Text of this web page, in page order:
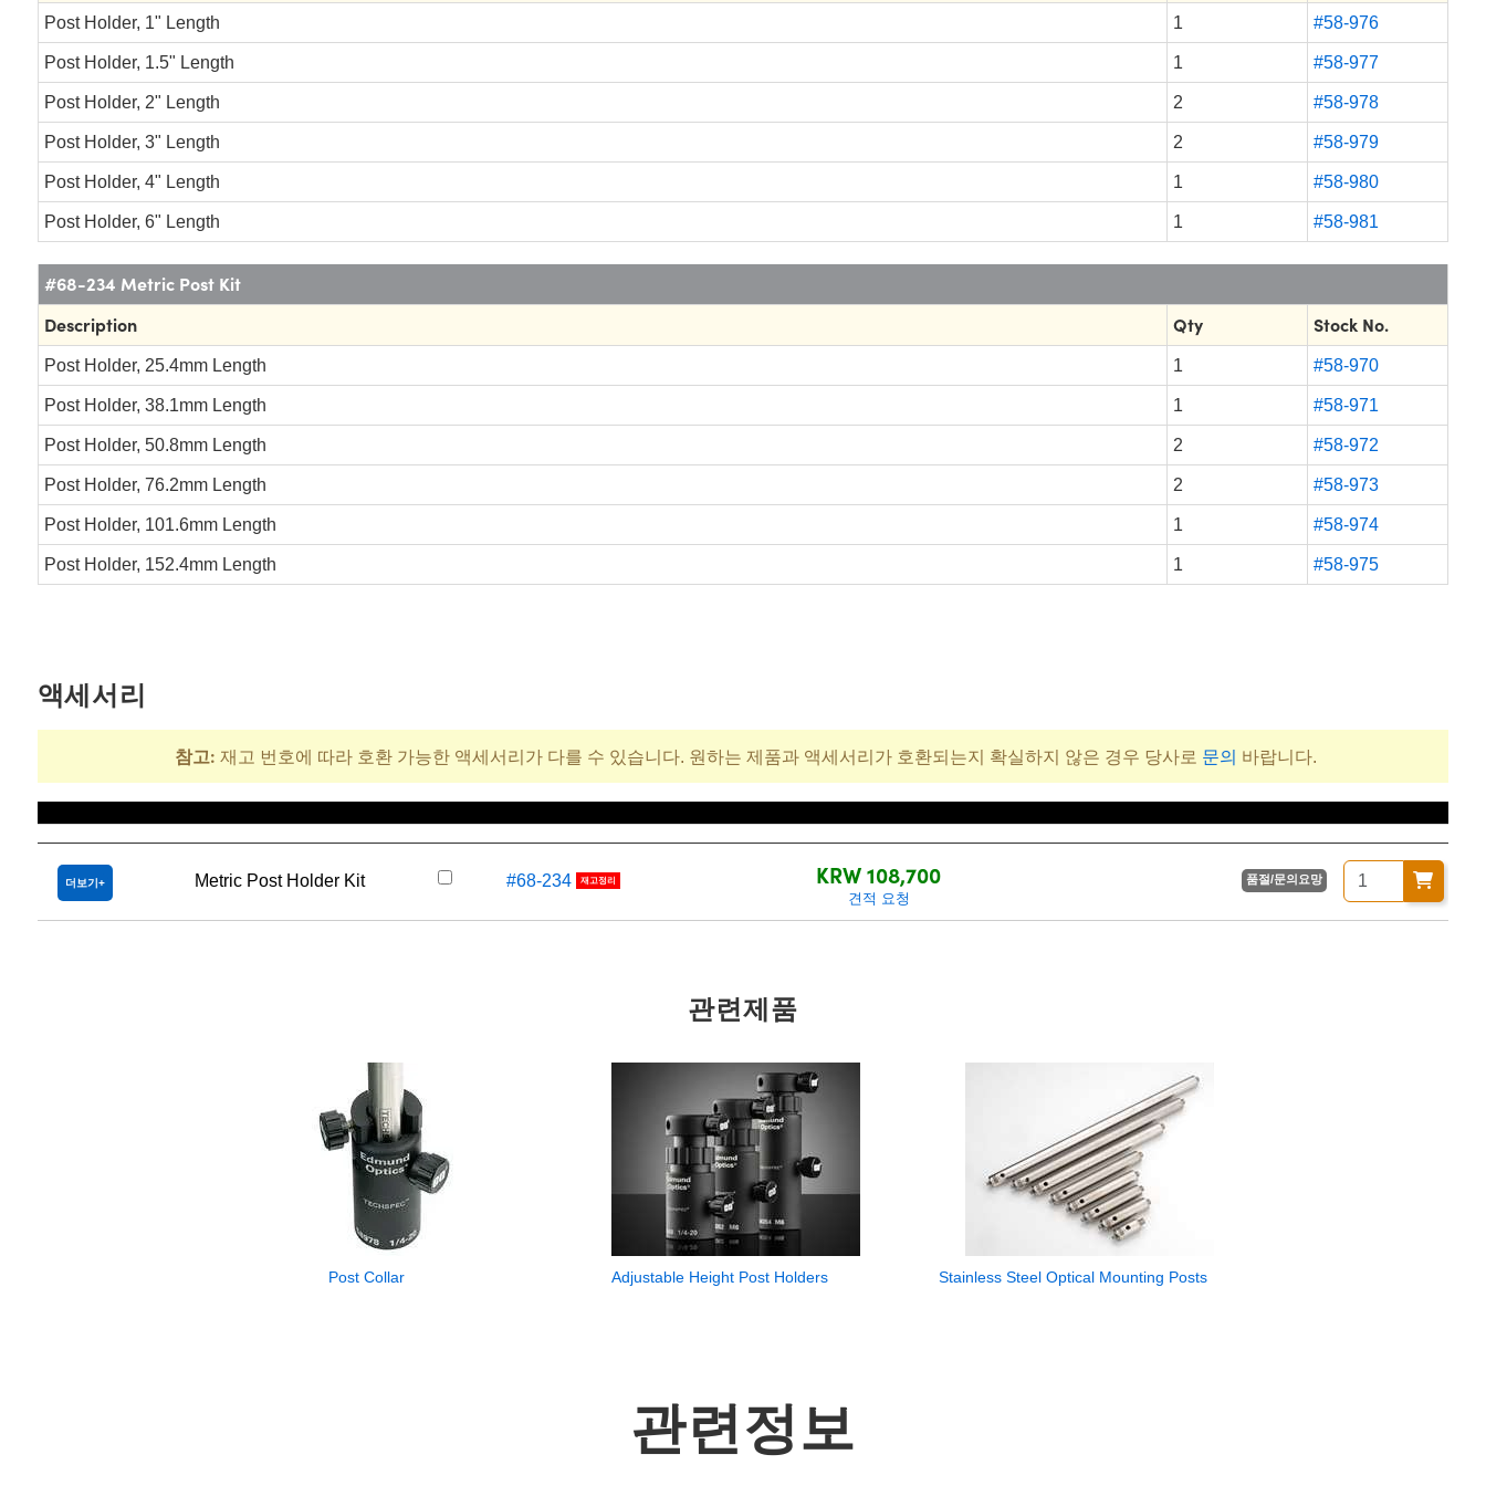
Post Holder, 1" Length 1 #58-976
Post Holder, 1.5" Length 1 #58-977
Post Holder, 2" Length 2 #58-978
Post Holder, 3" Length 2 #58-979
Post Holder, 4" Length 1 #58-980
Post Holder, 6" Length 1 #58-981
#68-234 Metric Post Kit
Description
Qty Stock No.
Post Holder, 25.4mm Length 1 #58-970
Post Holder, 38.1mm Length 1 #58-971
Post Holder, 50.8mm Length 2 #58-972
Post Holder, 76.2mm Length 2 #58-973
Post Holder, 101.6mm Length 1 #58-974
Post Holder, 152.4mm Length 1 #58-975
액세서리
참고: 재고 번호에 따라 호환 가능한 액세서리가 다를 수 있습니다. 원하는 제품과 액세서리가 호환되는지 확실하지 않은 경우 당사로 문의 바랍니다.
더보기 Metric Post Holder Kit #68-234 재고정리 KRW 108,700
견적 요청
품절/문의요망
관련제품
Post Collar Adjustable Height Post Holders Stainless Steel Optical Mounting Posts
관련정보